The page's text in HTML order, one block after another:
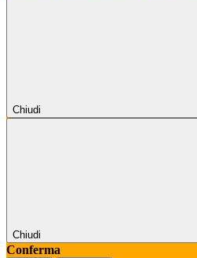
Chiudi
Chiudi
Conferma